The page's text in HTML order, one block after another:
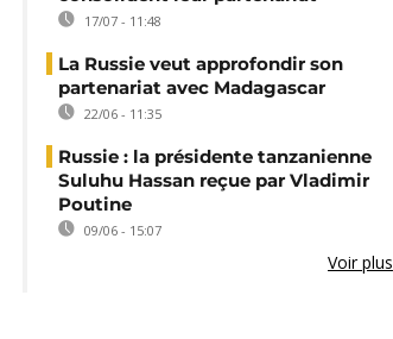
17/07 - 11:48
La Russie veut approfondir son
partenariat avec Madagascar
22/06 - 11:35
Russie : la présidente tanzanienne
Suluhu Hassan reçue par Vladimir
Poutine
09/06 - 15:07
Voir plus